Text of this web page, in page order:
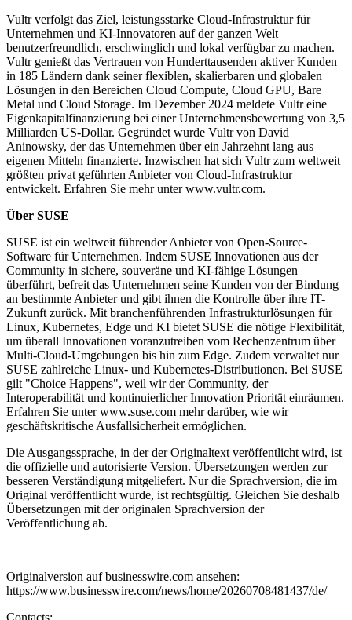
Vultr verfolgt das Ziel, leistungsstarke Cloud-Infrastruktur für
Unternehmen und KI-Innovatoren auf der ganzen Welt
benutzerfreundlich, erschwinglich und lokal verfügbar zu machen.
Vultr genießt das Vertrauen von Hunderttausenden aktiver Kunden
in 185 Ländern dank seiner flexiblen, skalierbaren und globalen
Lösungen in den Bereichen Cloud Compute, Cloud GPU, Bare
Metal und Cloud Storage. Im Dezember 2024 meldete Vultr eine
Eigenkapitalfinanzierung bei einer Unternehmensbewertung von 3,5
Milliarden US-Dollar. Gegründet wurde Vultr von David
Aninowsky, der das Unternehmen über ein Jahrzehnt lang aus
eigenen Mitteln finanzierte. Inzwischen hat sich Vultr zum weltweit
größten privat geführten Anbieter von Cloud-Infrastruktur
entwickelt. Erfahren Sie mehr unter www.vultr.com.
Über SUSE
SUSE ist ein weltweit führender Anbieter von Open-Source-
Software für Unternehmen. Indem SUSE Innovationen aus der
Community in sichere, souveräne und KI-fähige Lösungen
überführt, befreit das Unternehmen seine Kunden von der Bindung
an bestimmte Anbieter und gibt ihnen die Kontrolle über ihre IT-
Zukunft zurück. Mit branchenführenden Infrastrukturlösungen für
Linux, Kubernetes, Edge und KI bietet SUSE die nötige Flexibilität,
um überall Innovationen voranzutreiben vom Rechenzentrum über
Multi-Cloud-Umgebungen bis hin zum Edge. Zudem verwaltet nur
SUSE zahlreiche Linux- und Kubernetes-Distributionen. Bei SUSE
gilt "Choice Happens", weil wir der Community, der
Interoperabilität und kontinuierlicher Innovation Priorität einräumen.
Erfahren Sie unter www.suse.com mehr darüber, wie wir
geschäftskritische Ausfallsicherheit ermöglichen.
Die Ausgangssprache, in der der Originaltext veröffentlicht wird, ist
die offizielle und autorisierte Version. Übersetzungen werden zur
besseren Verständigung mitgeliefert. Nur die Sprachversion, die im
Original veröffentlicht wurde, ist rechtsgültig. Gleichen Sie deshalb
Übersetzungen mit der originalen Sprachversion der
Veröffentlichung ab.
Originalversion auf businesswire.com ansehen:
https://www.businesswire.com/news/home/20260708481437/de/
Contacts: